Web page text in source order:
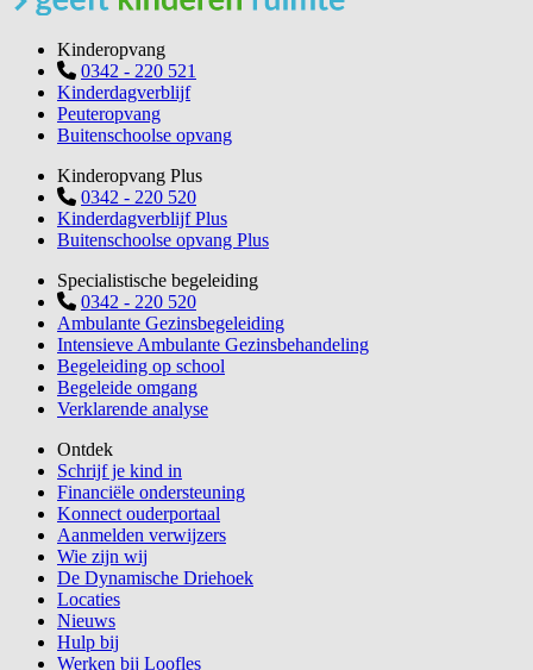
Kinderopvang
0342 - 220 521
Kinderdagverblijf
Peuteropvang
Buitenschoolse opvang
Kinderopvang Plus
0342 - 220 520
Kinderdagverblijf Plus
Buitenschoolse opvang Plus
Specialistische begeleiding
0342 - 220 520
Ambulante Gezinsbegeleiding
Intensieve Ambulante Gezinsbehandeling
Begeleiding op school
Begeleide omgang
Verklarende analyse
Ontdek
Schrijf je kind in
Financiële ondersteuning
Konnect ouderportaal
Aanmelden verwijzers
Wie zijn wij
De Dynamische Driehoek
Locaties
Nieuws
Hulp bij
Werken bij Loofles